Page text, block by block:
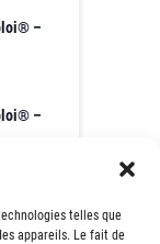
telles que
appareils. Le fait de
–
–